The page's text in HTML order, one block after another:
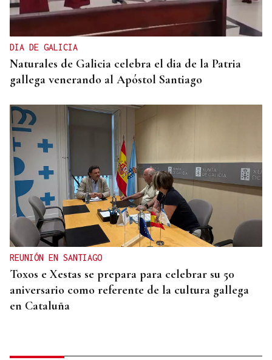
DIA DE GALICIA
Naturales de Galicia celebra el dia de la Patria
gallega venerando al Apóstol Santiago
REUNIÓN EN SANTIAGO
Toxos e Xestas se prepara para celebrar su 50
aniversario como referente de la cultura gallega
en Cataluña